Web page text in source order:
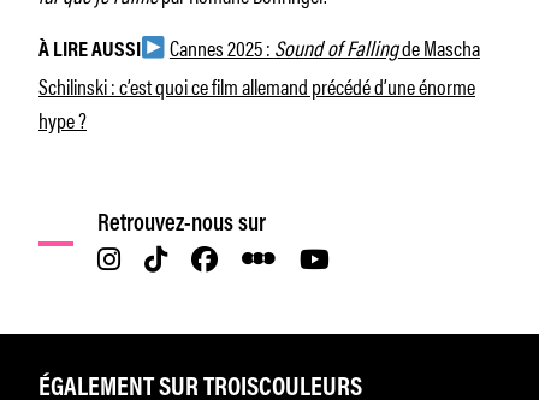
À LIRE AUSSI Cannes 2025 :Sound of Fallingde Mascha
Schilinski : c’est quoi ce film allemand précédé d’une énorme
hype ?
Retrouvez-nous sur
ÉGALEMENT SUR TROISCOULEURS